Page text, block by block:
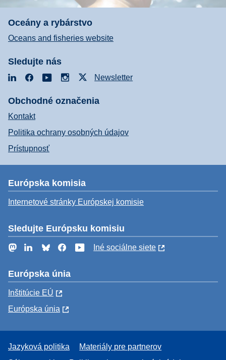
Oceány a rybárstvo
Oceans and fisheries website
Sledujte nás
LinkedInFacebookYouTubeInstagramNewsletter
Obchodné označenia
Kontakt
Politika ochrany osobných údajov
Prístupnosť
Európska komisia
Internetové stránky Európskej komisie
Sledujte Európsku komisiu
MastodonLinkedInBlueskyFacebookYouTube
Iné sociálne siete
Európska únia
Inštitúcie EÚ
Európska únia
Jazyková politika
Materiály pre partnerov